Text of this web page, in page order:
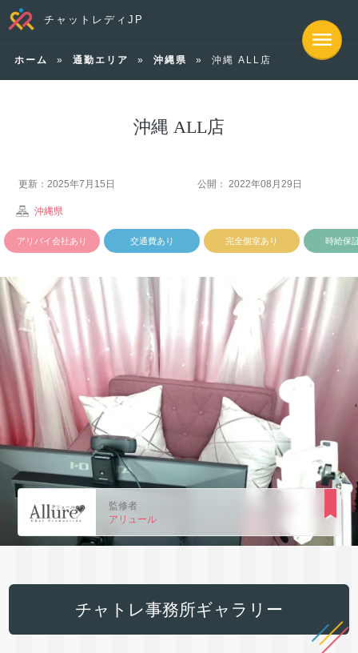
チャットレディJP
ホーム » 通勤エリア » 沖縄県 » 沖縄 ALL店
沖縄 ALL店
更新：2025年7月15日 公開： 2022年08月29日
沖縄県
アリバイ会社あり 交通費あり 完全個室あり 時給保
監修者
アリュール
チャトレ事務所ギャラリー